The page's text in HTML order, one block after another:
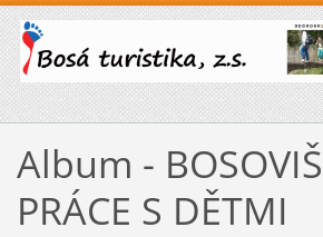
Album -
PRÁCE S DĚTMI